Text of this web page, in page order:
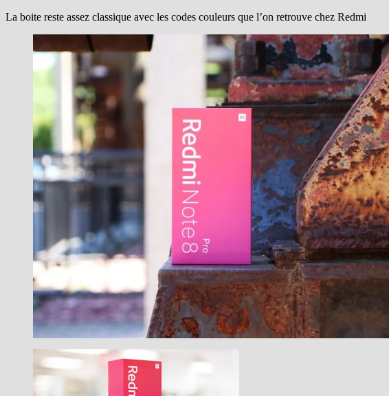
La boite reste assez classique avec les codes couleurs que l’on retrouve chez Redmi